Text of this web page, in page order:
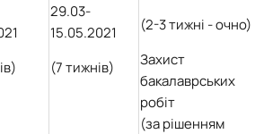
29.03-
15.05.2021
(7 тижнів)
(2-3 тижні - очно)
Захист
бакалаврських
робіт
(за рішенням